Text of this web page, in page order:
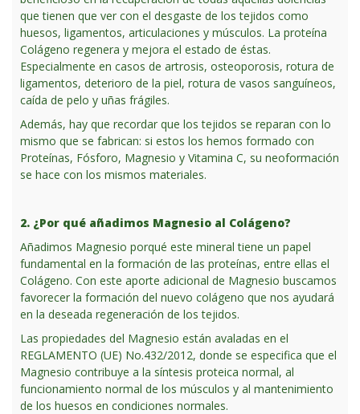
que tienen que ver con el desgaste de los tejidos como
huesos, ligamentos, articulaciones y músculos. La proteína
Colágeno regenera y mejora el estado de éstas.
Especialmente en casos de artrosis, osteoporosis, rotura de
ligamentos, deterioro de la piel, rotura de vasos sanguíneos,
caída de pelo y uñas frágiles.
Además, hay que recordar que los tejidos se reparan con lo
mismo que se fabrican: si estos los hemos formado con
Proteínas, Fósforo, Magnesio y Vitamina C, su neoformación
se hace con los mismos materiales.
2. ¿Por qué añadimos Magnesio al Colágeno?
Añadimos Magnesio porqué este mineral tiene un papel
fundamental en la formación de las proteínas, entre ellas el
Colágeno. Con este aporte adicional de Magnesio buscamos
favorecer la formación del nuevo colágeno que nos ayudará
en la deseada regeneración de los tejidos.
Las propiedades del Magnesio están avaladas en el
REGLAMENTO (UE) No.432/2012, donde se especifica que el
Magnesio contribuye a la síntesis proteica normal, al
funcionamiento normal de los músculos y al mantenimiento
de los huesos en condiciones normales.